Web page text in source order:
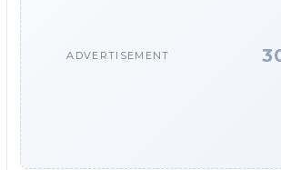
ADVERTISEMENT